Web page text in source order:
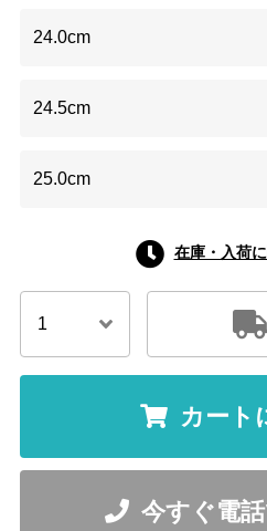
24.0cm
24.5cm
25.0cm
在庫・入荷
カート
今すぐ電